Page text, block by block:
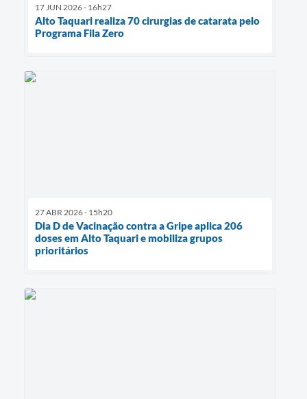
17 JUN 2026 - 16h27
Alto Taquari realiza 70 cirurgias de catarata pelo
Programa Fila Zero
27 ABR 2026 - 15h20
Dia D de Vacinação contra a Gripe aplica 206
doses em Alto Taquari e mobiliza grupos
prioritários